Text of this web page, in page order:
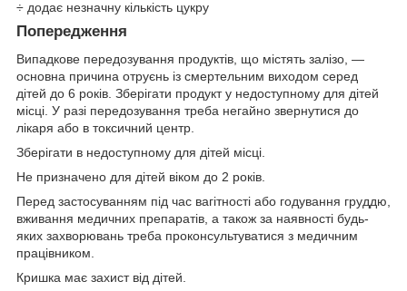
÷ додає незначну кількість цукру
Попередження
Випадкове передозування продуктів, що містять залізо, —
основна причина отруєнь із смертельним виходом серед
дітей до 6 років. Зберігати продукт у недоступному для дітей
місці. У разі передозування треба негайно звернутися до
лікаря або в токсичний центр.
Зберігати в недоступному для дітей місці.
Не призначено для дітей віком до 2 років.
Перед застосуванням під час вагітності або годування груддю,
вживання медичних препаратів, а також за наявності будь-
яких захворювань треба проконсультуватися з медичним
працівником.
Кришка має захист від дітей.